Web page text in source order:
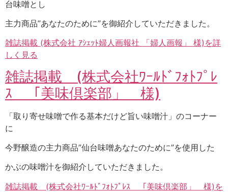
台味噌とし
主力商品”あなたのために”を御紹介していただきました。
雑誌掲載 (株式会社 ｱｼｪｯﾄ婦人画報社 「婦人画報」 様)を詳
しく見る
雑誌掲載 (株式会社ﾜｰﾙﾄﾞﾌｫﾄﾌﾟﾚ
ｽ 「美味倶楽部」 様)
「取り寄せ味噌で作る基本だけど旨い味噌汁」のコーナー
に
今野醸造の主力商品”仙台味噌あなたのために”を使用した
かぶの味噌汁を御紹介していただきました。
雑誌掲載 (株式会社ﾜｰﾙﾄﾞﾌｫﾄﾌﾟﾚｽ 「美味倶楽部」 様)を